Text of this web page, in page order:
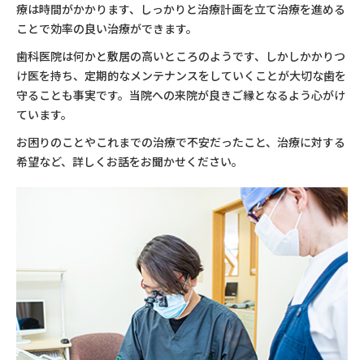
お知らせ
交通アクセス
お問い合わせ
025-265-1466
（受付時間：9:30-19:00）
新潟県新潟市西区小針５丁目８－１５
療は時間がかかります、しっかりと治療計画を立て治療を進める
ことで効率の良い治療ができます。
歯科医院は何かと敷居の高いところのようです、しかしかかりつ
け医を持ち、定期的なメンテナンスをしていくことが大切な歯を
守ることも事実です。当院への来院が良きご縁となるよう心がけ
ています。
お困りのことやこれまでの治療で不安だったこと、治療に対する
希望など、詳しくお話をお聞かせください。